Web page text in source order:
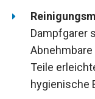
Dampfgarer
Teile
hygienische